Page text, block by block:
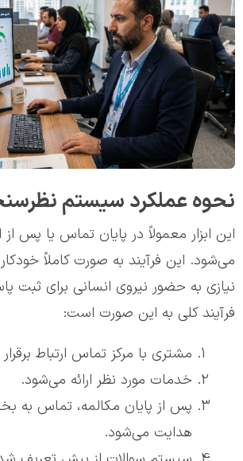
نحوه عملکرد سیستم
این ابزار معمولاً در پایان تماس یا پس
می‌شود. این فرآیند به صورت کاملاً
نیازی به حضور نیروی انسانی برای ثبت
فرآیند کلی به این صورت است:
مشتری با مرکز تماس ارتباط
خدمات مورد نظر ارائه می‌شود.
پس از پایان مکالمه، تماس به
هدایت می‌شود.